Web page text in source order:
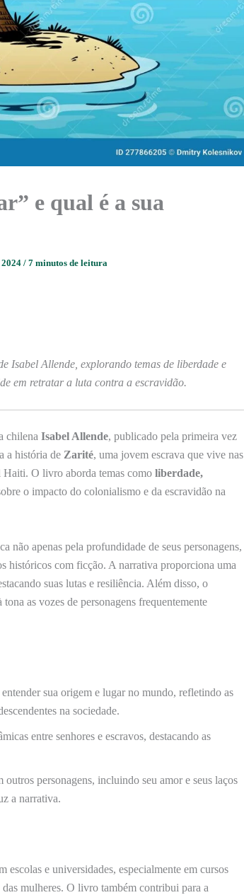
e qual é a sua
/ 7 minutos de leitura
Isabel Allende, explorando temas de liberdade e
em retratar a luta contra a escravidão.
chilena Isabel Allende, publicado pela primeira vez
a história de Zarité, uma jovem escrava que vive nas
Haiti. O livro aborda temas como liberdade,
o impacto do colonialismo e da escravidão na
não apenas pela profundidade de seus personagens,
históricos com ficção. A narrativa proporciona uma
suas lutas e resiliência. Além disso, o
as vozes de personagens frequentemente
sua origem e lugar no mundo, refletindo as
na sociedade.
entre senhores e escravos, destacando as
outros personagens, incluindo seu amor e seus laços
a narrativa.
escolas e universidades, especialmente em cursos
das mulheres. O livro também contribui para a